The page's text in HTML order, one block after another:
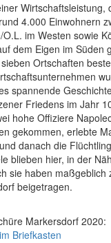
Wirtschaftsleistung,
4.000 Einwohnern
im Westen sowie
dem Eigen im Süden
Ortschaften
spannende
Friedens im Jahr
hohe Offiziere
gekommen, erlebte
danach die
blieben hier, in der
sie haben maßgeblich
beigetragen.
Markersdorf 2020:
Briefkasten